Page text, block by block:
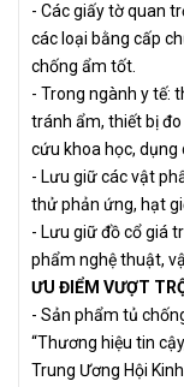
- Các giấy tờ quan
các loại bằng cấp
chống ẩm tốt.
- Trong ngành y tế:
tránh ẩm, thiết bị
cứu khoa học, dụng
- Lưu giữ các vật
thử phản ứng, hạt
- Lưu giữ đồ cổ giá
phẩm nghệ thuật,
ƯU ĐIỂM VƯỢT
- Sản phẩm tủ
“Thương hiệu tin
Trung Ương Hội